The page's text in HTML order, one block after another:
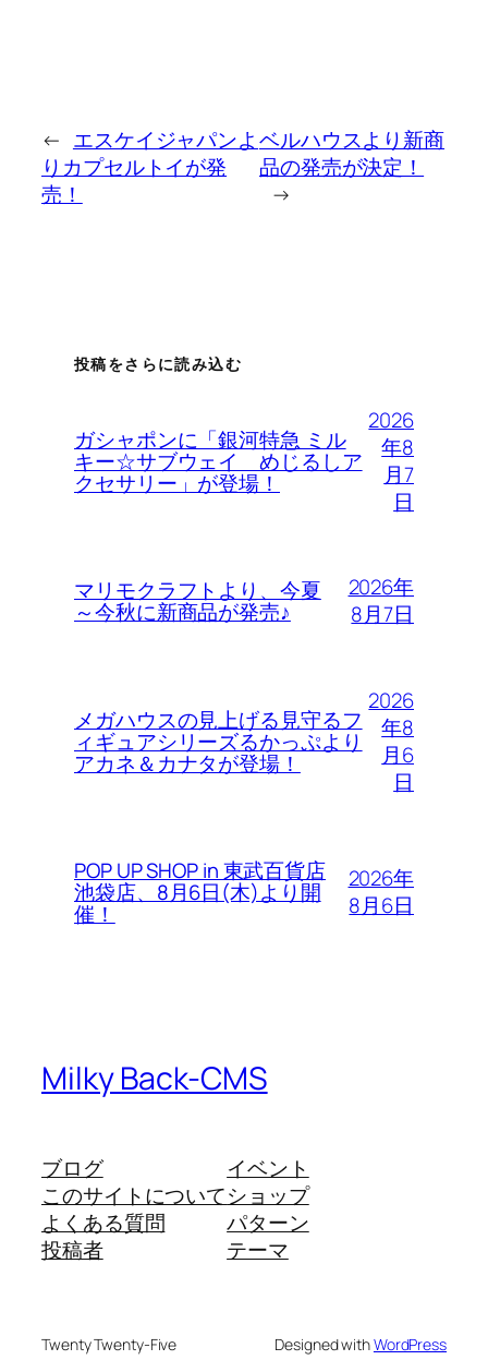
← エスケイジャパンよ
りカプセルトイが発
売！
ベルハウスより新商
品の発売が決定！
→
投稿をさらに読み込む
ガシャポンに「銀河特急 ミル
キー☆サブウェイ めじるしア
クセサリー」が登場！
2026
年8
月7
日
マリモクラフトより、今夏
～今秋に新商品が発売♪
2026年
8月7日
メガハウスの見上げる見守るフ
ィギュアシリーズるかっぷより
アカネ＆カナタが登場！
2026
年8
月6
日
POP UP SHOP in 東武百貨店
池袋店、8月6日(木)より開
催！
2026年
8月6日
Milky Back-CMS
ブログ
このサイトについて
よくある質問
投稿者
イベント
ショップ
パターン
テーマ
Twenty Twenty-Five Designed withWordPress